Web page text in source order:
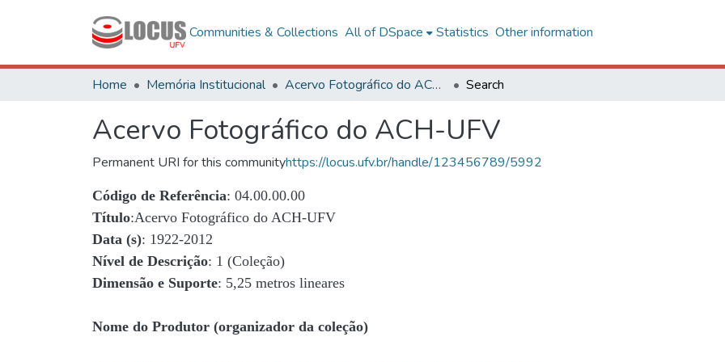
Communities & Collections All of DSpace Statistics Other information
Home Memória Institucional Acervo Fotográfico do ACH-UFV Search
Acervo Fotográfico do ACH-UFV
Permanent URI for this communityhttps://locus.ufv.br/handle/123456789/5992
Código de Referência: 04.00.00.00
Título:Acervo Fotográfico do ACH-UFV
Data (s): 1922-2012
Nível de Descrição: 1 (Coleção)
Dimensão e Suporte: 5,25 metros lineares
Nome do Produtor (organizador da coleção)